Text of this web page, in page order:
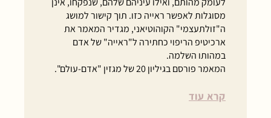
מסוגלות לאפשר ראייה כזו. תוך קישור למושג
ה"זולתעצמי" הקוהוטיאני, מגדיר המאמר את
ארכיטיפ הריפוי כחתירה ל"ראייה" של אדם
במהותו השלמה.
המאמר פורסם בגיליון 20 של מגזין "אדם-עולם".
קרא עוד